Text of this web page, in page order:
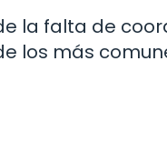
la falta de
los más